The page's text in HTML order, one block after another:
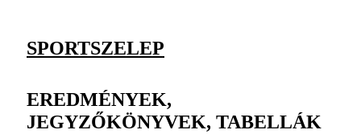
SPORTSZELEP
EREDMÉNYEK,
JEGYZŐKÖNYVEK, TABELLÁK